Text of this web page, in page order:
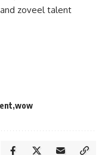
zoveel talent
wow